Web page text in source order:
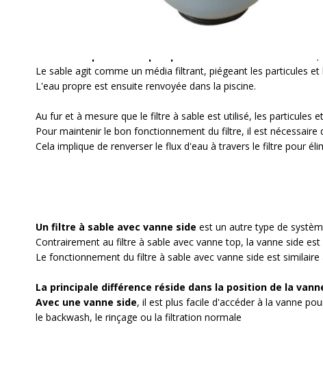
Un filtre à sable pour piscineest un système de filtration
Il est composé d'un réservoir contenant du sable
spécialement
Le sable agit comme un média filtrant, piégeant les particules
L'eau propre est ensuite renvoyée dans la piscine.
Au fur et à mesure que le filtre à sable est utilisé, les particules
Pour maintenir le bon fonctionnement du filtre, il est nécessaire
Cela implique de renverser le flux d'eau à travers le filtre pour
Un filtre à sable avec vanne side est un autre type de
Contrairement au filtre à sable avec vanne top, la vanne side est
Le fonctionnement du filtre à sable avec vanne side est similaire
La principale différence réside dans la position de la
Avec une vanne side, il est plus facile d'accéder à la vanne
le backwash, le rinçage ou la filtration normale